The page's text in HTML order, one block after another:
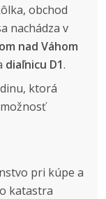
obchod
nachádza v
nad Váhom
diaľnicu D1.
ktorá
pri kúpe a
katastra